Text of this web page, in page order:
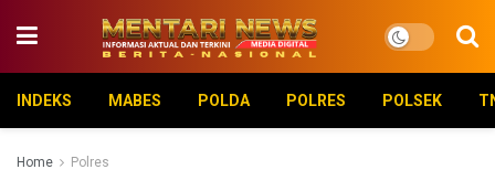
INDEKS MABES POLDA POLRES POLSEK
Home Polres